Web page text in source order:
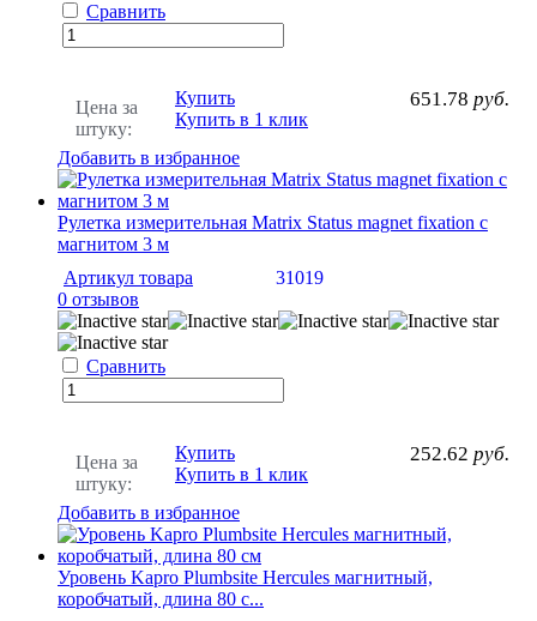
Сравнить
Цена за
штуку:
651.78 руб.
Купить
Купить в 1 клик
Добавить в избранное
Рулетка измерительная Matrix Status magnet fixation с
магнитом 3 м
Артикул товара
31019
0 отзывов
Сравнить
Цена за
штуку:
252.62 руб.
Купить
Купить в 1 клик
Добавить в избранное
Уровень Kapro Plumbsite Hercules магнитный,
коробчатый, длина 80 с...